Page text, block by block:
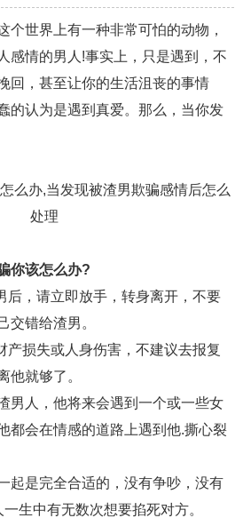
摩羯座男生 射手座男生
天秤座男生 处女座男生
男生 爱情歌曲 爱情图片
生
时辰八字
复合 梦见
气质 美妆 情感挽回
避孕
检 家庭暴力 孕中期
减肥 月子 婴儿辅食
世界上有一种非常可怕的动物，
感情的男人!事实上，只是遇到，不
回，甚至让你的生活沮丧的事情
的认为是遇到真爱。那么，当你发
你该怎么办?
，请立即放手，转身离开，不要
交错给渣男。
损失或人身伤害，不建议去报复
他就够了。
人，他将来会遇到一个或一些女
都会在情感的道路上遇到他.撕心裂
是完全合适的，没有争吵，没有
生中有无数次想要掐死对方。